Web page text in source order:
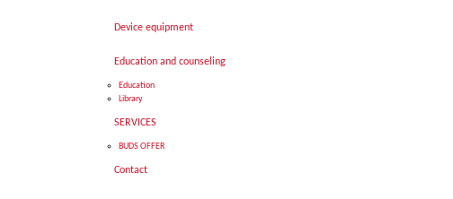
Device equipment
Education and counseling
Education
Library
SERVICES
BUDS OFFER
Contact